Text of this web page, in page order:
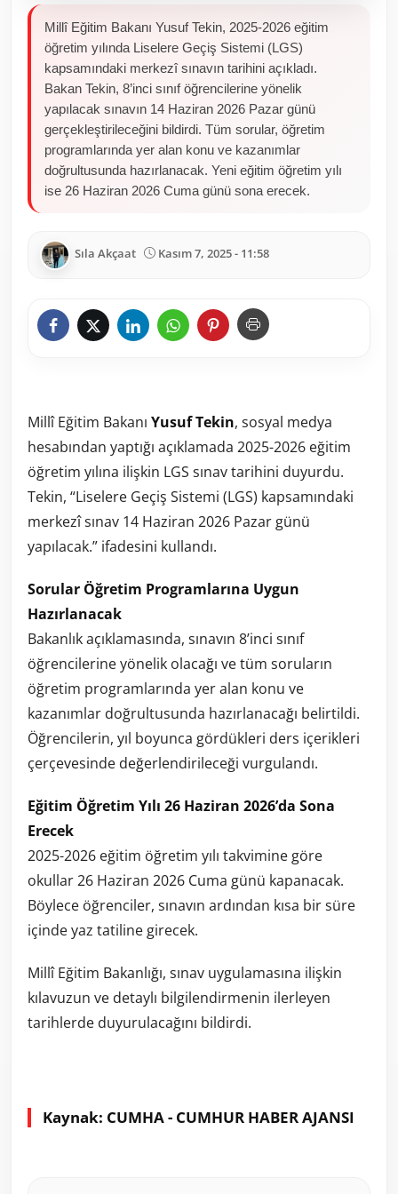
Millî Eğitim Bakanı Yusuf Tekin, 2025-2026 eğitim
öğretim yılında Liselere Geçiş Sistemi (LGS)
kapsamındaki merkezî sınavın tarihini açıkladı.
Bakan Tekin, 8’inci sınıf öğrencilerine yönelik
yapılacak sınavın 14 Haziran 2026 Pazar günü
gerçekleştirileceğini bildirdi. Tüm sorular, öğretim
programlarında yer alan konu ve kazanımlar
doğrultusunda hazırlanacak. Yeni eğitim öğretim yılı
ise 26 Haziran 2026 Cuma günü sona erecek.
Sıla Akçaat Kasım 7, 2025 - 11:58
Millî Eğitim Bakanı Yusuf Tekin, sosyal medya
hesabından yaptığı açıklamada 2025-2026 eğitim
öğretim yılına ilişkin LGS sınav tarihini duyurdu.
Tekin, “Liselere Geçiş Sistemi (LGS) kapsamındaki
merkezî sınav 14 Haziran 2026 Pazar günü
yapılacak.” ifadesini kullandı.
Sorular Öğretim Programlarına Uygun
Hazırlanacak
Bakanlık açıklamasında, sınavın 8’inci sınıf
öğrencilerine yönelik olacağı ve tüm soruların
öğretim programlarında yer alan konu ve
kazanımlar doğrultusunda hazırlanacağı belirtildi.
Öğrencilerin, yıl boyunca gördükleri ders içerikleri
çerçevesinde değerlendirileceği vurgulandı.
Eğitim Öğretim Yılı 26 Haziran 2026’da Sona
Erecek
2025-2026 eğitim öğretim yılı takvimine göre
okullar 26 Haziran 2026 Cuma günü kapanacak.
Böylece öğrenciler, sınavın ardından kısa bir süre
içinde yaz tatiline girecek.
Millî Eğitim Bakanlığı, sınav uygulamasına ilişkin
kılavuzun ve detaylı bilgilendirmenin ilerleyen
tarihlerde duyurulacağını bildirdi.
Kaynak: CUMHA - CUMHUR HABER AJANSI